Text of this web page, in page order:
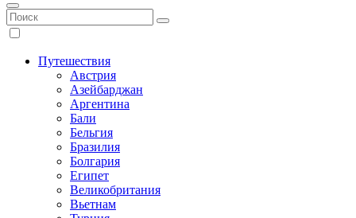
Путешествия
Австрия
Азейбарджан
Аргентина
Бали
Бельгия
Бразилия
Болгария
Египет
Великобритания
Вьетнам